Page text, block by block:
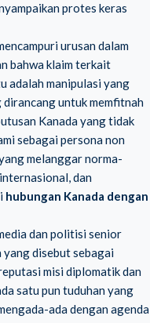
protes keras
urusan dalam
bahwa klaim terkait
adalah manipulasi yang
untuk memfitnah
Kanada yang tidak
sebagai persona non
melanggar norma-
dan
hubungan Kanada dengan
dan politisi senior
yang disebut sebagai
misi diplomatik dan
satu pun tuduhan yang
ada dengan agenda